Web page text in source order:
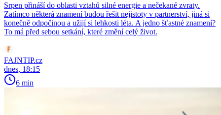
Srpen přináší do oblasti vztahů silné energie a nečekané zvraty.
Zatímco některá znamení budou řešit nejistoty v partnerství, jiná si
konečně odpočinou a užijí si lehkosti léta. A jedno šťastné znamení?
To má před sebou setkání, které změní celý život.
FAJNTIP.cz
dnes, 18:15
6 min